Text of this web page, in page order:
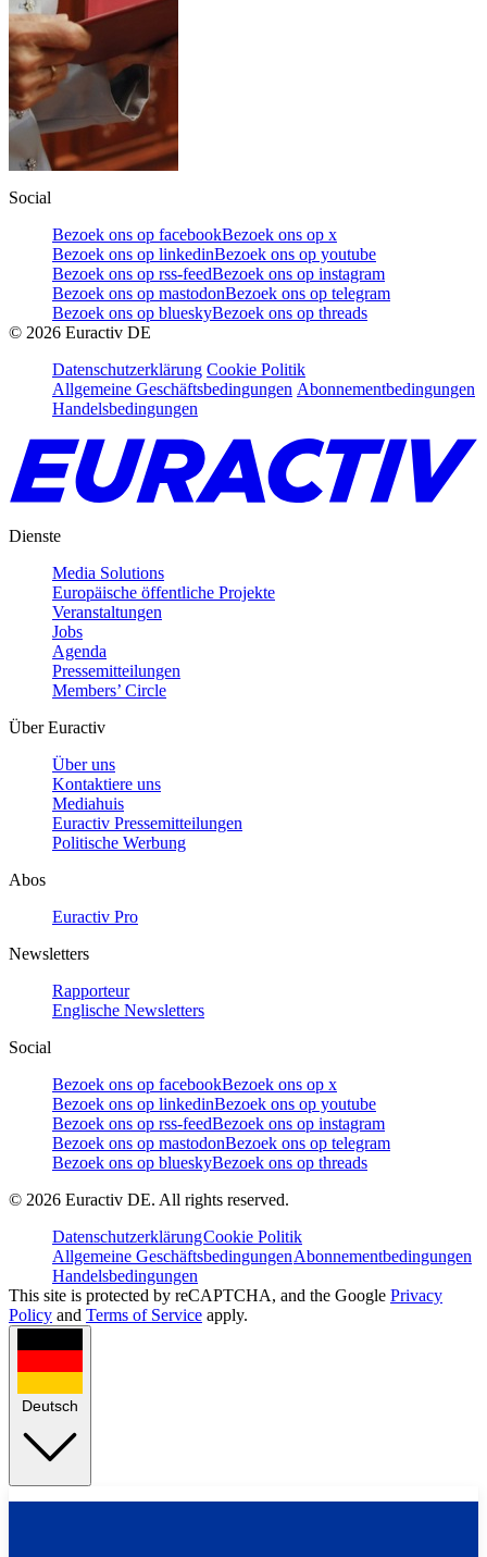
Social
Bezoek ons op facebookBezoek ons op x
Bezoek ons op linkedinBezoek ons op youtube
Bezoek ons op rss-feedBezoek ons op instagram
Bezoek ons op mastodonBezoek ons op telegram
Bezoek ons op blueskyBezoek ons op threads
© 2026 Euractiv DE
Datenschutzerklärung Cookie Politik
Allgemeine Geschäftsbedingungen Abonnementbedingungen
Handelsbedingungen
Dienste
Media Solutions
Europäische öffentliche Projekte
Veranstaltungen
Jobs
Agenda
Pressemitteilungen
Members’ Circle
Über Euractiv
Über uns
Kontaktiere uns
Mediahuis
Euractiv Pressemitteilungen
Politische Werbung
Abos
Euractiv Pro
Newsletters
Rapporteur
Englische Newsletters
Social
Bezoek ons op facebookBezoek ons op x
Bezoek ons op linkedinBezoek ons op youtube
Bezoek ons op rss-feedBezoek ons op instagram
Bezoek ons op mastodonBezoek ons op telegram
Bezoek ons op blueskyBezoek ons op threads
© 2026 Euractiv DE. All rights reserved.
DatenschutzerklärungCookie Politik
Allgemeine GeschäftsbedingungenAbonnementbedingungen
Handelsbedingungen
This site is protected by reCAPTCHA, and the Google Privacy
Policy and Terms of Service apply.
Deutsch